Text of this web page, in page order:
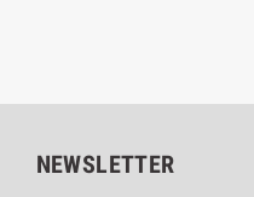
NEWSLETTER